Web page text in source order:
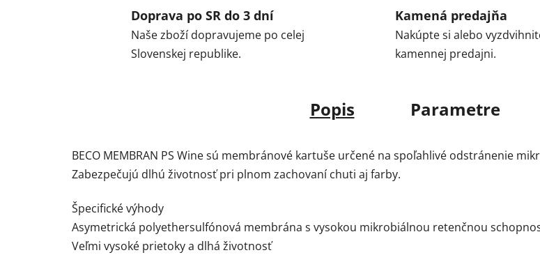
Doprava po SR do 3 dní
Naše zboží dopravujeme po celej
Slovenskej republike.
Kamená predajňa
Nakúpte si alebo
kamennej predajni.
Popis Parametre
BECO MEMBRAN PS Wine sú membránové kartuše určené na spoľahlivé odstránenie
Zabezpečujú dlhú životnosť pri plnom zachovaní chuti aj farby.
Špecifické výhody
Asymetrická polyethersulfónová membrána s vysokou mikrobiálnou retenčnou
Veľmi vysoké prietoky a dlhá životnosť